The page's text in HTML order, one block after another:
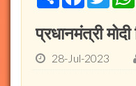
प्रधानमंत्री
28-Jul-2023